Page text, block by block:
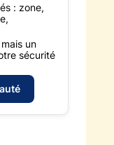
: zone,
un
sécurité